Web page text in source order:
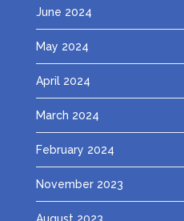
June 2024
May 2024
April 2024
March 2024
February 2024
November 2023